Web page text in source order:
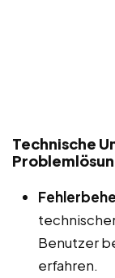
Technische
Benutzer
erfahren.